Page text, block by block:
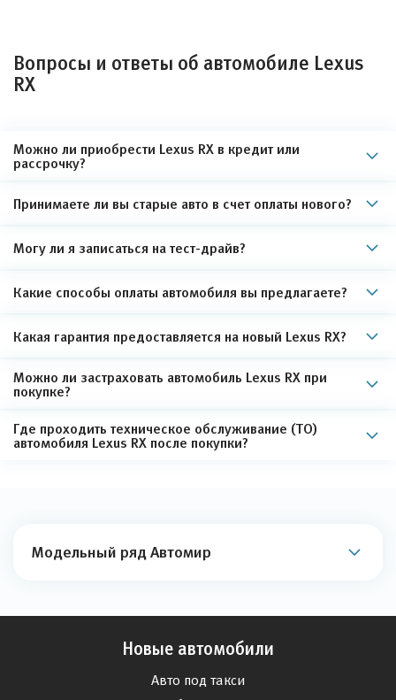
Вопросы и ответы об автомобиле Lexus
RX
Можно ли приобрести Lexus RX в кредит или
рассрочку?
Принимаете ли вы старые авто в счет оплаты нового?
Могу ли я записаться на тест-драйв?
Какие способы оплаты автомобиля вы предлагаете?
Какая гарантия предоставляется на новый Lexus RX?
Можно ли застраховать автомобиль Lexus RX при
покупке?
Где проходить техническое обслуживание (ТО)
автомобиля Lexus RX после покупки?
Модельный ряд Автомир
Новые автомобили
Авто под такси